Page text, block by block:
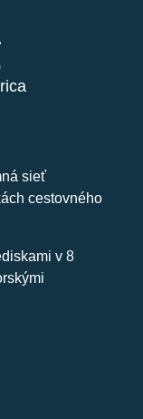
sieť
cestovného
v 8